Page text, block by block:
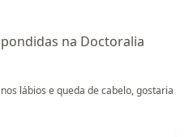
na Doctoralia
lábios e queda de cabelo, gostaria